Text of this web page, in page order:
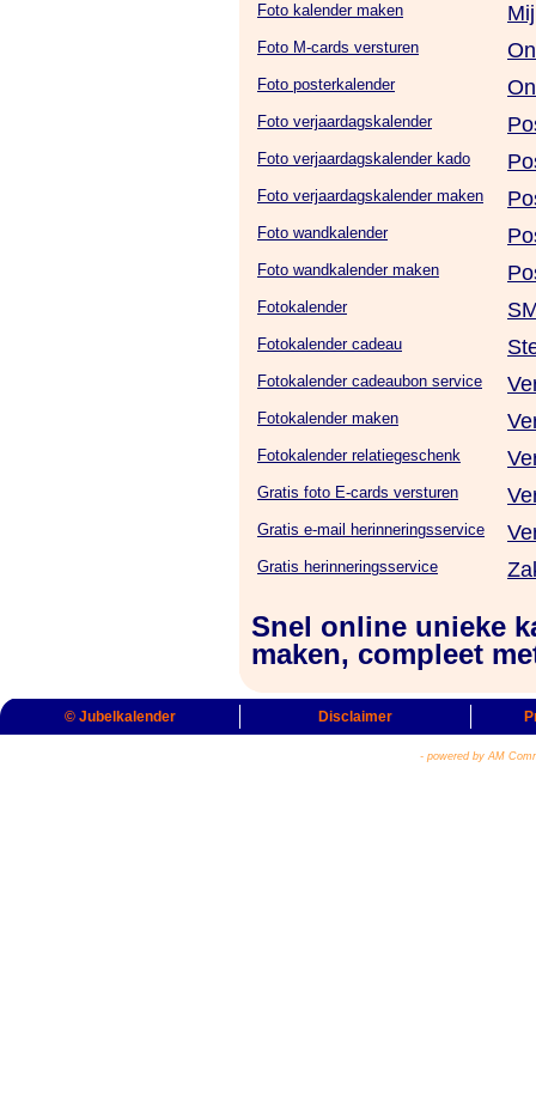
Foto kalender maken
Foto M-cards versturen
Foto posterkalender
Foto verjaardagskalender
Foto verjaardagskalender kado
Foto verjaardagskalender maken
Foto wandkalender
Foto wandkalender maken
Fotokalender
Fotokalender cadeau
Fotokalender cadeaubon service
Fotokalender maken
Fotokalender relatiegeschenk
Gratis foto E-cards versturen
Gratis e-mail herinneringsservice
Gratis herinneringsservice
Snel online unieke
maken, compleet
© Jubelkalender Disclaimer
- powered by AM